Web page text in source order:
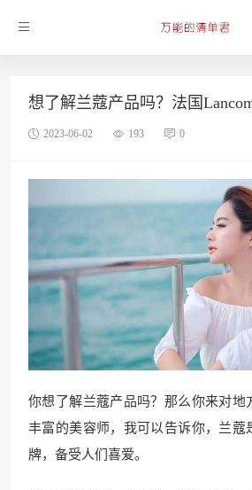
想了解兰蔻产品吗？法国
2023-06-02 193 0
你想了解兰蔻产品吗？那么你来对地
丰富的美容师，我可以告诉你，兰蔻
牌，备受人们喜爱。